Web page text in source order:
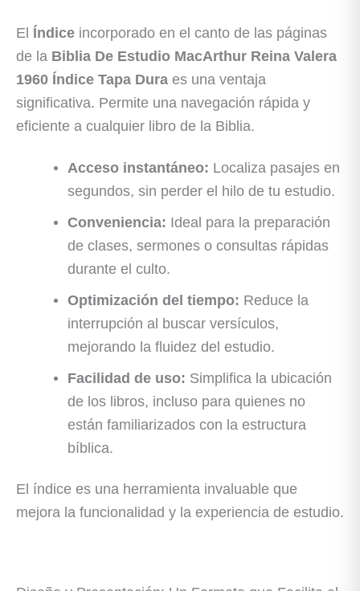
El Índice incorporado en el canto de las páginas
de la Biblia De Estudio MacArthur Reina Valera
1960 Índice Tapa Dura es una ventaja
significativa. Permite una navegación rápida y
eficiente a cualquier libro de la Biblia.
Acceso instantáneo: Localiza pasajes en
segundos, sin perder el hilo de tu estudio.
Conveniencia: Ideal para la preparación
de clases, sermones o consultas rápidas
durante el culto.
Optimización del tiempo: Reduce la
interrupción al buscar versículos,
mejorando la fluidez del estudio.
Facilidad de uso: Simplifica la ubicación
de los libros, incluso para quienes no
están familiarizados con la estructura
bíblica.
El índice es una herramienta invaluable que
mejora la funcionalidad y la experiencia de estudio.